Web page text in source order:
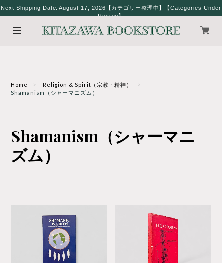
Next Shipping Date: August 17, 2026【カテゴリー整理中】【Categories Under
Review】
Home
Religion & Spirit（宗教・精神）
Shamanism（シャーマニズム）
Shamanism（シャーマニ
ズム）